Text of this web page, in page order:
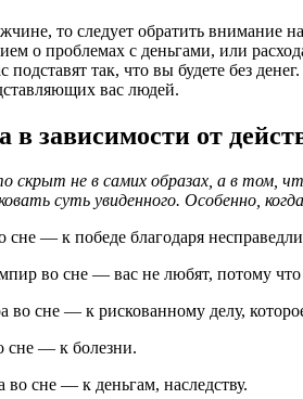
то следует обратить внимание
о проблемах с деньгами, или
так, что вы будете без
вас людей.
в зависимости от
скрыт не в самих образах, а в том,
суть увиденного. Особенно,
сне — к победе благодаря
во сне — вас не любят, потому
во сне — к рискованному делу,
сне — к болезни.
во сне — к деньгам, наследству.